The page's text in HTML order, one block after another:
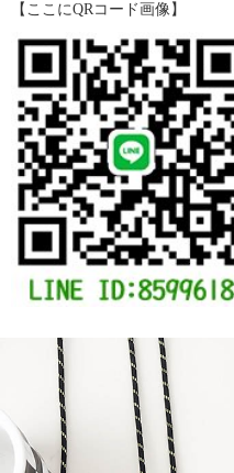
【ここにQRコード画像】